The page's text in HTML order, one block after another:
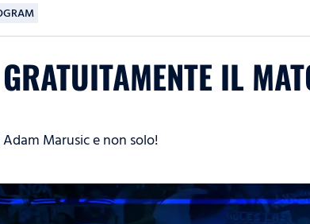
IL
Marusic e non solo!